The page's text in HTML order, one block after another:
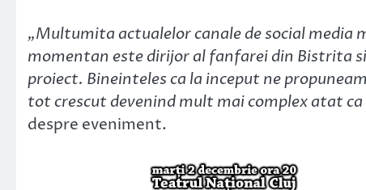
„Multumita actualelor canale de social media
momentan este dirijor al fanfarei din Bistrita
proiect. Bineinteles ca la inceput ne
tot crescut devenind mult mai complex atat
despre eveniment.